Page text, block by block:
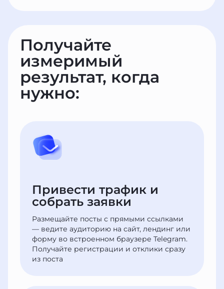
Получайте
измеримый
результат, когда
нужно:
Привести трафик и
собрать заявки
Размещайте посты с прямыми ссылками
— ведите аудиторию на сайт, лендинг или
форму во встроенном браузере Telegram.
Получайте регистрации и отклики сразу
из поста